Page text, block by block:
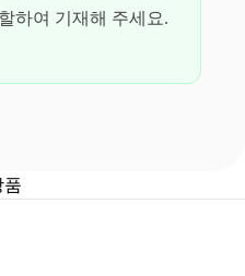
하여 기재해 주세요.
품